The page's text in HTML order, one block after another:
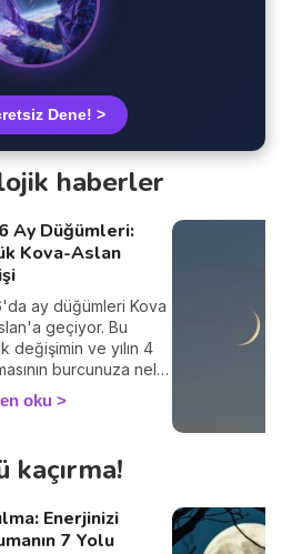
Dene! >
haberler
Ay Düğümleri:
Kova-Aslan
ay düğümleri Kova
geçiyor. Bu
değişimin ve yılın 4
burcunuza neler
keşfedin.
oku
kaçırma!
Enerjinizi
7 Yolu